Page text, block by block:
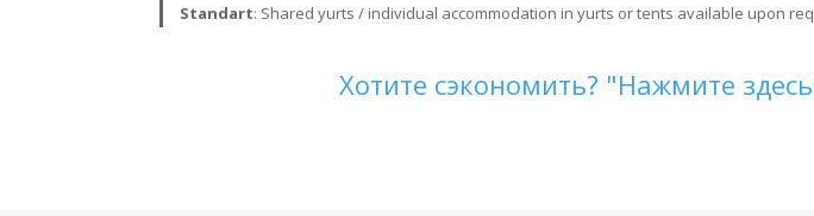
Standart: Shared yurts / individual accommodation in yurts or tents available upon
Хотите сэкономить? "Нажмите